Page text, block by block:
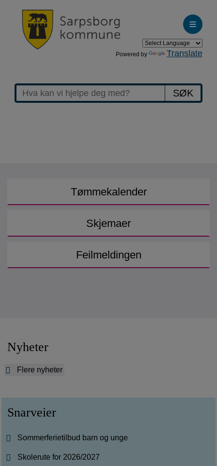
Powered by Translate
Forside
www.sarpsborg.com
SØK
Tømmekalender
Skjemaer
Feilmeldingen
Nyheter
Flere nyheter
Snarveier
Sommerferietilbud barn og unge
Skolerute for 2026/2027